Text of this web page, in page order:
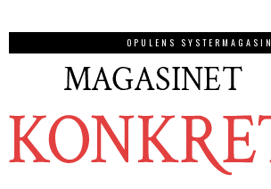
OPULENS SYSTERMAGASIN